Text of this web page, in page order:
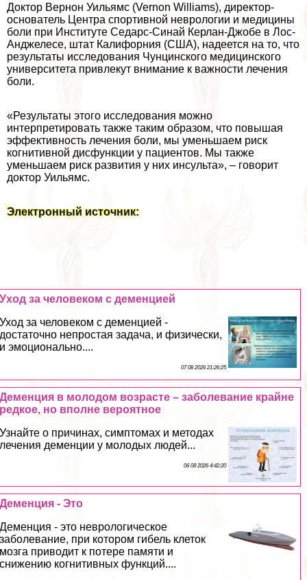
Доктор Вернон Уильямс (Vernon Williams), директор-
основатель Центра спортивной неврологии и медицины
боли при Институте Седарс-Синай Керлан-Джобе в Лос-
Анджелесе, штат Калифорния (США), надеется на то, что
результаты исследования Чунцинского медицинского
университета привлекут внимание к важности лечения
боли.
«Результаты этого исследования можно
интерпретировать также таким образом, что повышая
эффективность лечения боли, мы уменьшаем риск
когнитивной дисфункции у пациентов. Мы также
уменьшаем риск развития у них инсульта», – говорит
доктор Уильямс.
Электронный источник:
Уход за человеком с деменцией
Уход за человеком с деменцией -
достаточно непростая задача, и физически,
и эмоционально....
07 08 2026 21:26:25
Деменция в молодом возрасте – заболевание крайне
редкое, но вполне вероятное
Узнайте о причинах, симптомах и методах
лечения деменции у молодых людей...
06 08 2026 4:42:20
Деменция - Это
Деменция - это неврологическое
заболевание, при котором гибель клеток
мозга приводит к потере памяти и
снижению когнитивных функций....